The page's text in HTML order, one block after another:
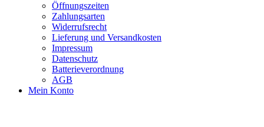
Öffnungszeiten
Zahlungsarten
Widerrufsrecht
Lieferung und Versandkosten
Impressum
Datenschutz
Batterieverordnung
AGB
Mein Konto